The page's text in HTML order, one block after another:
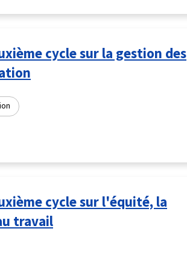
cycle sur la gestion des
cycle sur l'équité, la
travail